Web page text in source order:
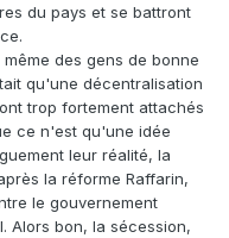
du pays et se battront
des gens de bonne
qu'une décentralisation
trop fortement attachés
ce n'est qu'une idée
leur réalité, la
la réforme Raffarin,
le gouvernement
Alors bon, la sécession,